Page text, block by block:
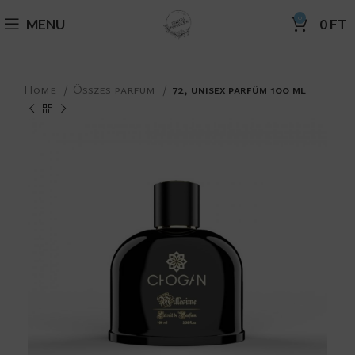
MENU 0 0FT
Home Összes parfüm 72, unisex parfüm 100 ml